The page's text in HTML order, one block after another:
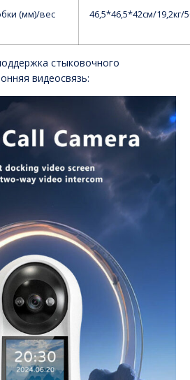
(мм)/вес
46,5*46,5*42см/19,2кг/
стыковочного
видеосвязь: